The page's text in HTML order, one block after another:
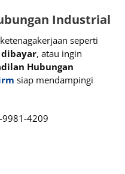
Industrial
seperti
dibayar, atau ingin
Hubungan
siap mendampingi
4209